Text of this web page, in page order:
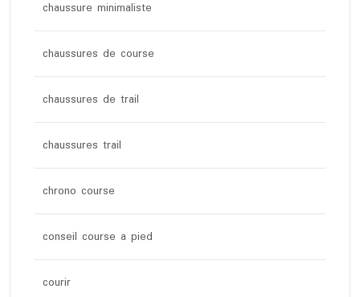
chaussure minimaliste
chaussures de course
chaussures de trail
chaussures trail
chrono course
conseil course a pied
courir